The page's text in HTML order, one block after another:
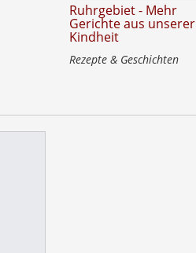
Ruhrgebiet - Mehr
Gerichte aus unserer
Kindheit
Rezepte & Geschichten